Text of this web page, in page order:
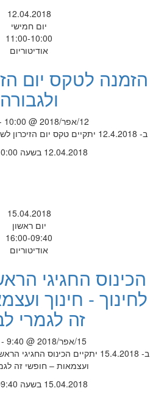
12.04.2018
יום חמישי
11:00-10:00
אודיטוריום
הזמנה לטקס יום
ולגבורה
12/אפר/2018 @ 10:00 - 11:00 -
ב- 12.4.2018 יתקיים טקס יום הזיכרון לשואה ולגבורה באודיטוריום
12.04.2018 בשעה 11:00-10:00
15.04.2018
יום ראשון
16:00-09:40
אודיטוריום
הכינוס החגיגי
לחינוך - חינוך
זה לגמרי
15/אפר/2018 @ 9:40 - 16:00 -
ב- 15.4.2018 יתקיים הכינוס
ועצמאות – חופשי זה
15.04.2018 בשעה 16:00-09:40